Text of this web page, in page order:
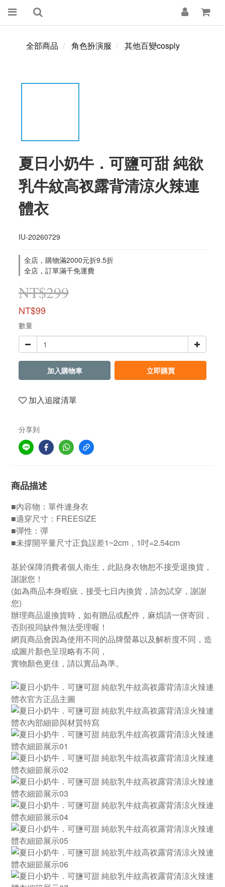
全部商品 角色扮演服 其他百變cosply
夏日小奶牛．可鹽可甜 純欲
乳牛紋高衩露背清涼火辣連
體衣
IU-20260729
全店，購物滿2000元折9.5折
全店，訂單滿千免運費
NT$299
NT$99
數量
加入購物車 立即購買
加入追蹤清單
分享到
商品描述
■內容物：單件連身衣
■適穿尺寸：FREESIZE
■彈性：彈
■未撐開平量尺寸正負誤差1~2cm，1吋=2.54cm
基於保障消費者個人衛生，此貼身衣物恕不接受退換貨，
謝謝您！
(如為商品本身暇疵，接受七日內換貨，請勿試穿，謝謝
您)
辦理商品退換貨時，如有贈品或配件，麻煩請一併寄回，
否則視同缺件無法受理喔！
網頁商品會因為使用不同的品牌螢幕以及解析度不同，造
成圖片顏色呈現略有不同，
實物顏色更佳，請以實品為準。